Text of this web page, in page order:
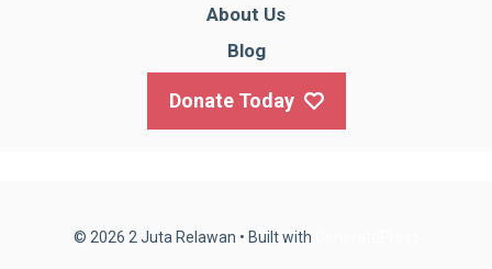
About Us
Blog
Donate Today
© 2026 2 Juta Relawan • Built with